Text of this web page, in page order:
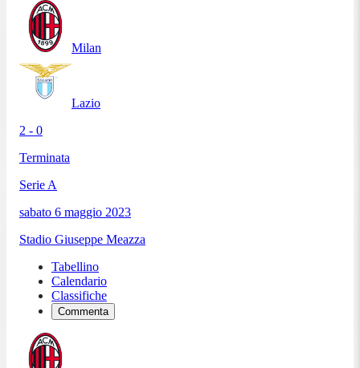
Milan
Lazio
2 - 0
Terminata
Serie A
sabato 6 maggio 2023
Stadio Giuseppe Meazza
Tabellino
Calendario
Classifiche
Commenta